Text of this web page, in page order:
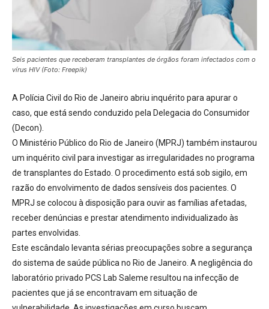
Seis pacientes que receberam transplantes de órgãos foram infectados com o
vírus HIV (Foto: Freepik)
A Polícia Civil do Rio de Janeiro abriu inquérito para apurar o
caso, que está sendo conduzido pela Delegacia do Consumidor
(Decon).
O Ministério Público do Rio de Janeiro (MPRJ) também instaurou
um inquérito civil para investigar as irregularidades no programa
de transplantes do Estado. O procedimento está sob sigilo, em
razão do envolvimento de dados sensíveis dos pacientes. O
MPRJ se colocou à disposição para ouvir as famílias afetadas,
receber denúncias e prestar atendimento individualizado às
partes envolvidas.
Este escândalo levanta sérias preocupações sobre a segurança
do sistema de saúde pública no Rio de Janeiro. A negligência do
laboratório privado PCS Lab Saleme resultou na infecção de
pacientes que já se encontravam em situação de